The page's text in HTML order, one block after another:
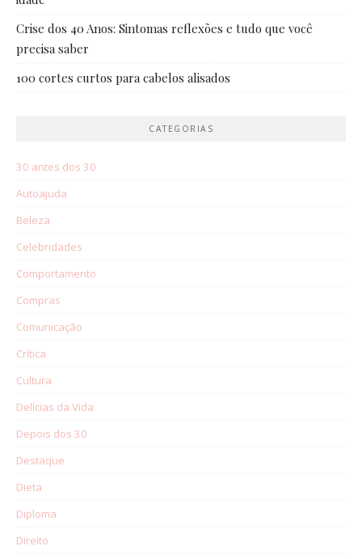
Crise dos 40 Anos: Sintomas reflexões e tudo que você
precisa saber
100 cortes curtos para cabelos alisados
CATEGORIAS
30 antes dos 30
Autoajuda
Beleza
Celebridades
Comportamento
Compras
Comunicação
Crítica
Cultura
Delícias da Vida
Depois dos 30
Destaque
Dieta
Diploma
Direito